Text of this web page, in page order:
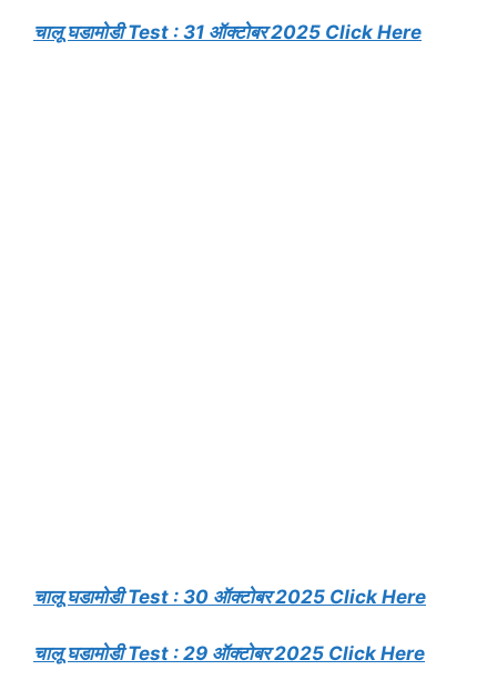
चालू घडामोडी Test : 31 ऑक्टोबर 2025 Click Here
चालू घडामोडी Test : 30 ऑक्टोबर 2025 Click Here
चालू घडामोडी Test : 29 ऑक्टोबर 2025 Click Here